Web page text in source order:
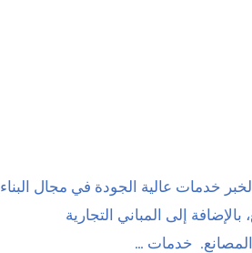
خدمات عالية الجودة في مجال البناء
إلى المباني التجارية
خدمات …